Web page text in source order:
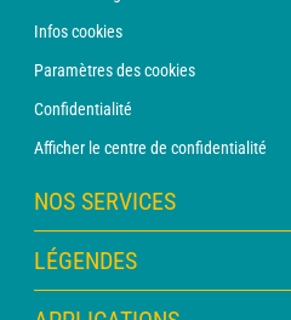
Infos cookies
Paramètres des cookies
Confidentialité
Afficher le centre de confidentialité
NOS SERVICES
Abonnement METEO Xpert
Abonnement METEO PRO
LÉGENDES
Légende des cartes